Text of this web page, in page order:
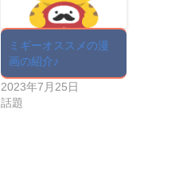
ミギーオススメの漫
画の紹介♪
2023年7月25日
話題